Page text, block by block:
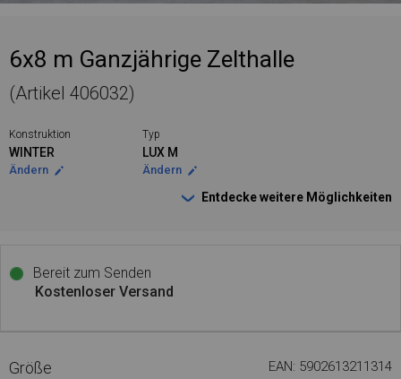
6x8 m Ganzjährige Zelthalle
(Artikel 406032)
Konstruktion
WINTER
Ändern
Typ
LUX M
Ändern
Entdecke weitere Möglichkeiten
Bereit zum Senden
Kostenloser Versand
Größe EAN: 5902613211314